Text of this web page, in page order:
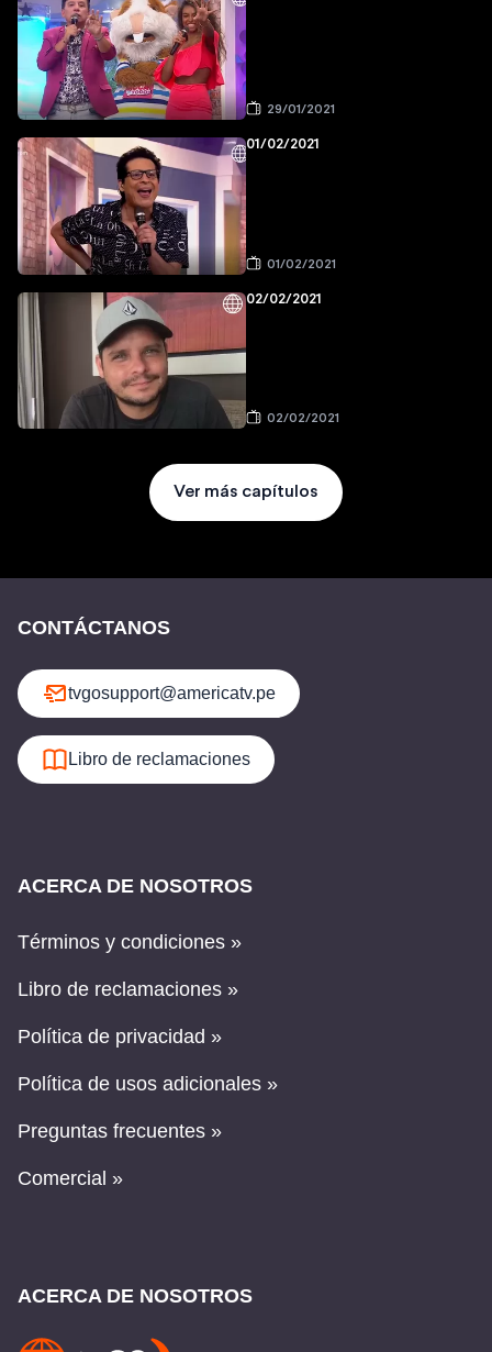
29/01/2021
01/02/2021
01/02/2021
02/02/2021
02/02/2021
Ver más capítulos
CONTÁCTANOS
tvgosupport@americatv.pe
Libro de reclamaciones
ACERCA DE NOSOTROS
Términos y condiciones »
Libro de reclamaciones »
Política de privacidad »
Política de usos adicionales »
Preguntas frecuentes »
Comercial »
ACERCA DE NOSOTROS